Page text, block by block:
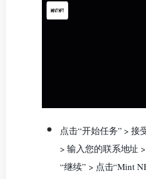
点击“开始任务” > 接
> 输入您的联系地址
“继续” > 点击“Mint